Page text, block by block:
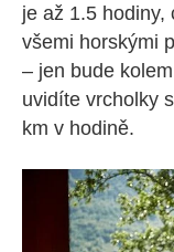
je až 1.5 hodiny,
všemi horskými
– jen bude
uvidíte vrcholky
km v hodině.